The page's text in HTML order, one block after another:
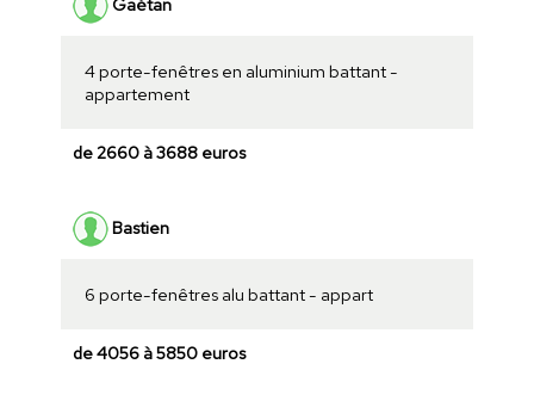
4 porte-fenêtres en aluminium battant -
appartement
de 2660 à 3688 euros
Bastien
6 porte-fenêtres alu battant - appart
de 4056 à 5850 euros